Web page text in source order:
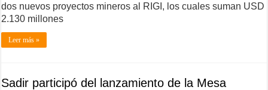
dos nuevos proyectos mineros al RIGI, los cuales suman USD
2.130 millones
Leer más »
Sadir participó del lanzamiento de la Mesa